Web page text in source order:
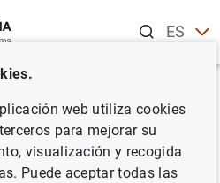
ESEN
Concurso
web utiliza cookies
para mejorar su
visualización y recogida
Puede aceptar todas las